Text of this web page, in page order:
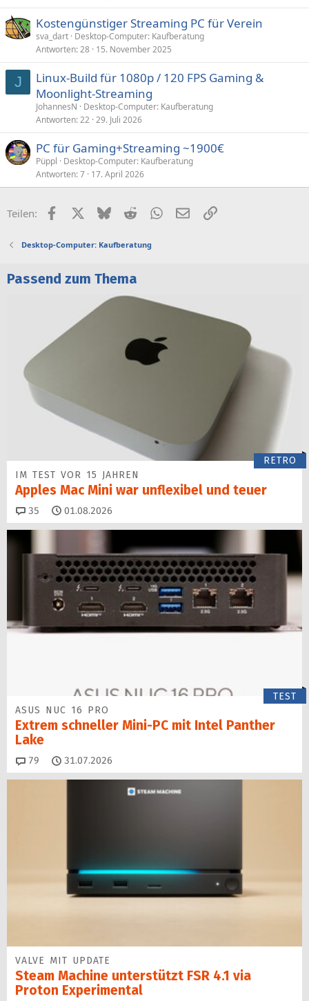
Kostengünstiger Streaming PC für Verein
sva_dart Desktop-Computer: Kaufberatung
Antworten 28 15. November 2025
J
Linux-Build für 1080p / 120 FPS Gaming &
Moonlight-Streaming
JohannesN
Desktop-Computer: Kaufberatung
Antworten 22 29. Juli 2026
PC für Gaming+Streaming ~1900€
Püppl
Desktop-Computer: Kaufberatung
Antworten 7 17. April 2026
Teilen: FacebookX (Twitter)
BlueskyRedditWhatsApp
E-MailLink
Desktop-Computer: Kaufberatung
Passend zum Thema
RETRO
IM TEST VOR 15 JAHREN
Apples Mac Mini war unflexibel und teuer
35 Kommentare
01.08.2026
TEST
ASUS NUC 16 PRO
Extrem schneller Mini-PC mit Intel Panther
Lake
79 Kommentare
31.07.2026
VALVE MIT UPDATE
Steam Machine unterstützt FSR 4.1 via
Proton Experimental